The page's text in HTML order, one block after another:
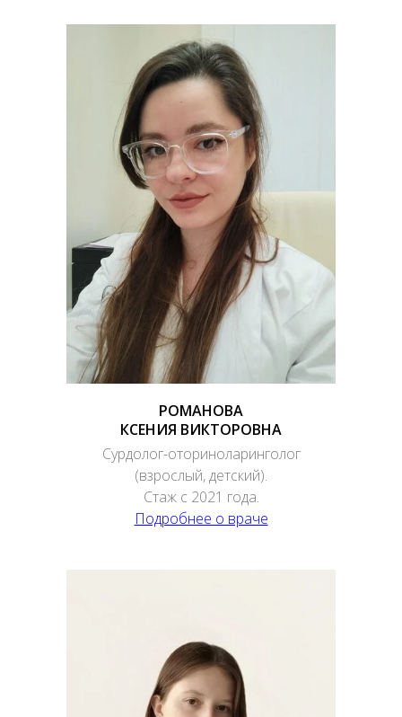
РОМАНОВА
КСЕНИЯ ВИКТОРОВНА
Сурдолог-оториноларинголог
(взрослый, детский).
Стаж с 2021 года.
Подробнее о враче